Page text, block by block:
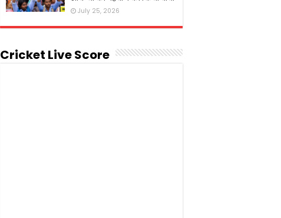
July 25, 2026
Cricket Live Score